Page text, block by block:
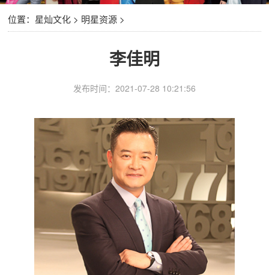
位置： 星灿文化> 明星资源>
李佳明
发布时间：2021-07-28 10:21:56